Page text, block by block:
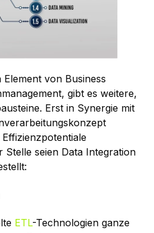
von Business
gibt es weitere,
Erst in Synergie mit
Stelle seien Data Integration
ETL-Technologien ganze